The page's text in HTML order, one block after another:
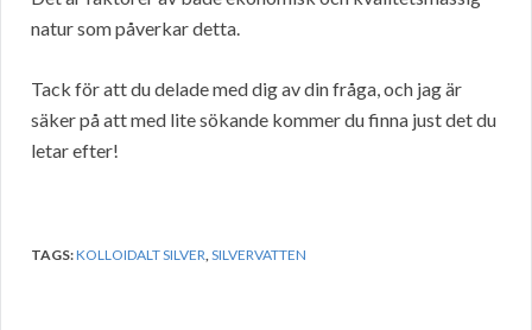
natur som påverkar detta.
Tack för att du delade med dig av din fråga, och jag är
säker på att med lite sökande kommer du finna just det du
letar efter!
TAGS:KOLLOIDALT SILVER,SILVERVATTEN